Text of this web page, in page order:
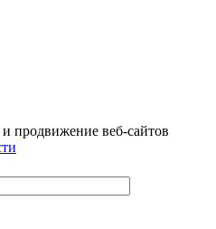
продвижение веб-сайтов